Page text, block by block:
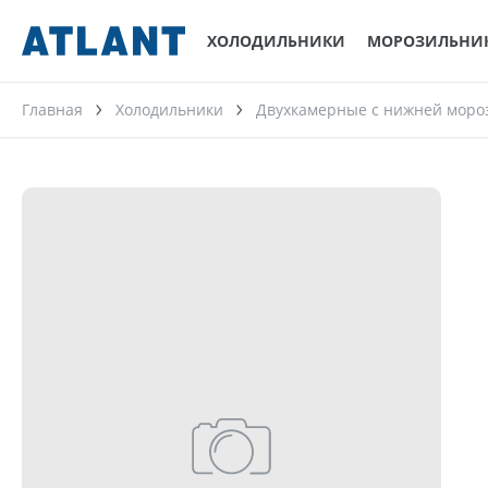
ХОЛОДИЛЬНИКИ
Главная Холодильники Двухкамерные с нижней